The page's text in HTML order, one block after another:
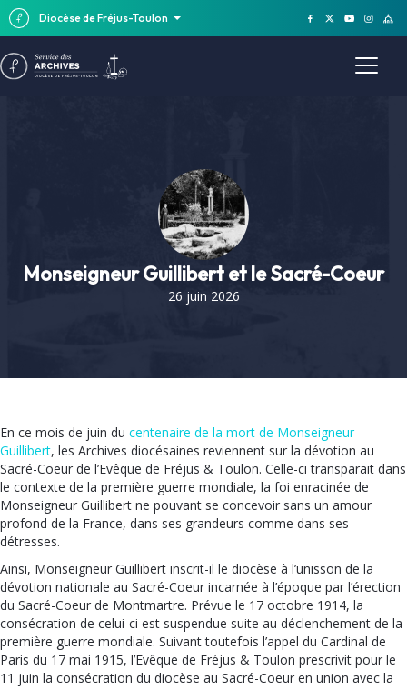
Diocèse de Fréjus-Toulon
Monseigneur Guillibert et le Sacré-Coeur
26 juin 2026
En ce mois de juin du centenaire de la mort de Monseigneur
Guillibert, les Archives diocésaines reviennent sur la dévotion au
Sacré-Coeur de l’Evêque de Fréjus & Toulon. Celle-ci transparait dans
le contexte de la première guerre mondiale, la foi enracinée de
Monseigneur Guillibert ne pouvant se concevoir sans un amour
profond de la France, dans ses grandeurs comme dans ses
détresses.
Ainsi, Monseigneur Guillibert inscrit-il le diocèse à l’unisson de la
dévotion nationale au Sacré-Coeur incarnée à l’époque par l’érection
du Sacré-Coeur de Montmartre. Prévue le 17 octobre 1914, la
consécration de celui-ci est suspendue suite au déclenchement de la
première guerre mondiale. Suivant toutefois l’appel du Cardinal de
Paris du 17 mai 1915, l’Evêque de Fréjus & Toulon prescrivit pour le
11 juin la consécration du diocèse au Sacré-Coeur en union avec la